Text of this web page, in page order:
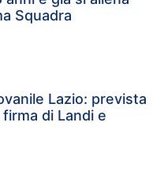
Squadra
Lazio: prevista
di Landi e